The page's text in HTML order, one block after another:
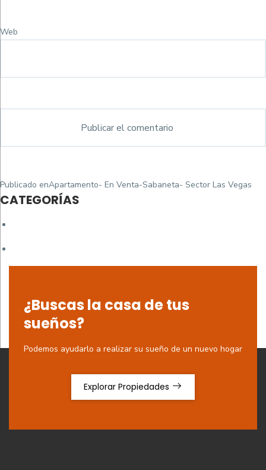
Web
Navegación
de
Publicado enApartamento- En Venta-Sabaneta- Sector Las Vegas
CATEGORÍAS
¿Buscas la casa de tus
sueños?
Podemos ayudarlo a realizar su sueño de un nuevo hogar
Explorar Propiedades